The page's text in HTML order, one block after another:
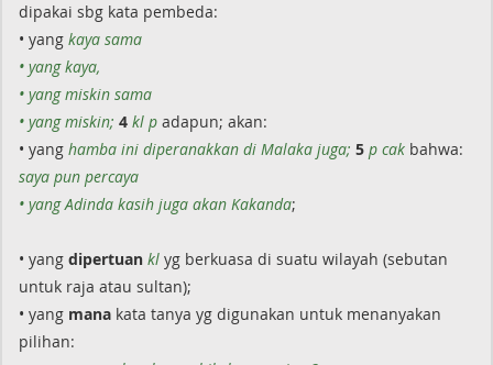
dipakai sbg kata pembeda:
• yang kaya sama
• yang kaya,
• yang miskin sama
• yang miskin; 4 kl p adapun; akan:
• yang hamba ini diperanakkan di Malaka juga; 5 p cak bahwa:
saya pun percaya
• yang Adinda kasih juga akan Kakanda;
• yang dipertuan kl yg berkuasa di suatu wilayah (sebutan
untuk raja atau sultan);
• yang mana kata tanya yg digunakan untuk menanyakan
pilihan: